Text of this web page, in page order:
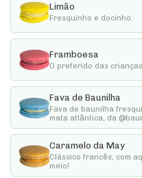
Limão
Fresquinho e docinho.
Framboesa
O preferido das
Fava de Baunilha
Fava de baunilha
mata atlântica, da
Caramelo da May
Clássico francês, com
meio!